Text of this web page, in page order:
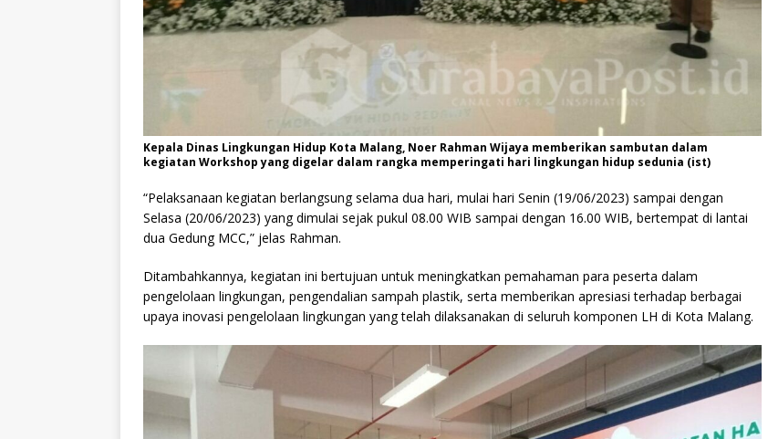
Kepala Dinas Lingkungan Hidup Kota Malang, Noer Rahman Wijaya memberikan sambutan dalam
kegiatan Workshop yang digelar dalam rangka memperingati hari lingkungan hidup sedunia (ist)
“Pelaksanaan kegiatan berlangsung selama dua hari, mulai hari Senin (19/06/2023) sampai dengan
Selasa (20/06/2023) yang dimulai sejak pukul 08.00 WIB sampai dengan 16.00 WIB, bertempat di lantai
dua Gedung MCC,” jelas Rahman.
Ditambahkannya, kegiatan ini bertujuan untuk meningkatkan pemahaman para peserta dalam
pengelolaan lingkungan, pengendalian sampah plastik, serta memberikan apresiasi terhadap berbagai
upaya inovasi pengelolaan lingkungan yang telah dilaksanakan di seluruh komponen LH di Kota Malang.